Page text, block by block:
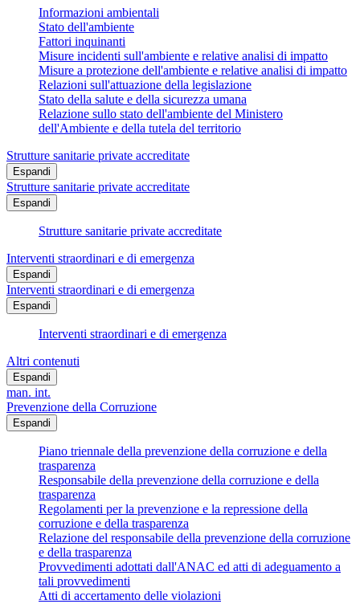
Informazioni ambientali
Stato dell'ambiente
Fattori inquinanti
Misure incidenti sull'ambiente e relative analisi di impatto
Misure a protezione dell'ambiente e relative analisi di impatto
Relazioni sull'attuazione della legislazione
Stato della salute e della sicurezza umana
Relazione sullo stato dell'ambiente del Ministero
dell'Ambiente e della tutela del territorio
Strutture sanitarie private accreditate
Espandi
Strutture sanitarie private accreditate
Espandi
Strutture sanitarie private accreditate
Interventi straordinari e di emergenza
Espandi
Interventi straordinari e di emergenza
Espandi
Interventi straordinari e di emergenza
Altri contenuti
Espandi
man. int.
Prevenzione della Corruzione
Espandi
Piano triennale della prevenzione della corruzione e della
trasparenza
Responsabile della prevenzione della corruzione e della
trasparenza
Regolamenti per la prevenzione e la repressione della
corruzione e della trasparenza
Relazione del responsabile della prevenzione della corruzione
e della trasparenza
Provvedimenti adottati dall'ANAC ed atti di adeguamento a
tali provvedimenti
Atti di accertamento delle violazioni